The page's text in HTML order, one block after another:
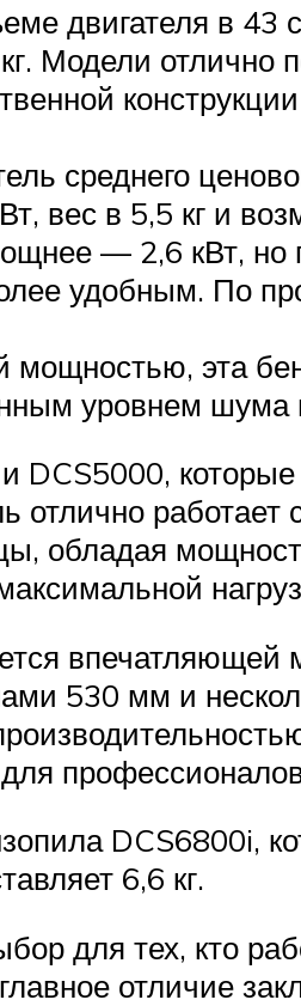
двигателя в
Модели
среднего
вес в 5,5 кг и
— 2,6 кВт, но
удобным. По
мощностью, эта
уровнем шума
DCS5000,
отлично
обладая
530 мм и
DCS6800i,
6,6 кг.
для тех, кто
отличие